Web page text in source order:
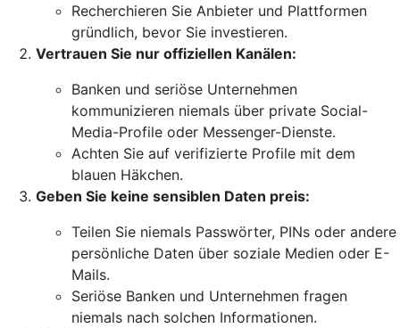
Recherchieren Sie Anbieter und Plattformen
gründlich, bevor Sie investieren.
Vertrauen Sie nur offiziellen Kanälen:
Banken und seriöse Unternehmen
kommunizieren niemals über private Social-
Media-Profile oder Messenger-Dienste.
Achten Sie auf verifizierte Profile mit dem
blauen Häkchen.
Geben Sie keine sensiblen Daten preis:
Teilen Sie niemals Passwörter, PINs oder andere
persönliche Daten über soziale Medien oder E-
Mails.
Seriöse Banken und Unternehmen fragen
niemals nach solchen Informationen.